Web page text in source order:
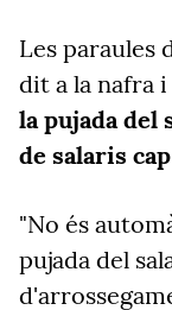
Les paraules
dit a la nafra
la pujada del
de salaris
"No és
pujada del